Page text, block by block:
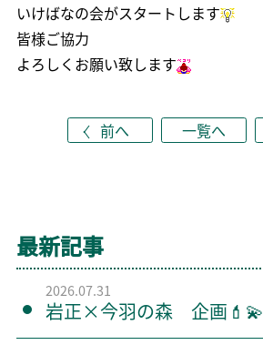
いけばなの会がスタートします
皆様ご協力
よろしくお願い致します
前へ 一覧へ
最新記事
2026.07.31
岩正×今羽の森 企画💄💫